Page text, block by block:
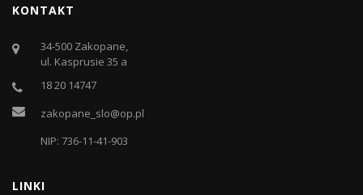
KONTAKT
34-500 Zakopane,
ul. Kasprusie 35 a
18 20 14747
zakopane_slo@op.pl
NIP: 736-11-41-903
LINKI